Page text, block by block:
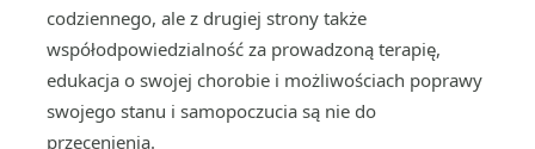
codziennego, ale z drugiej strony także
współodpowiedzialność za prowadzoną terapię,
edukacja o swojej chorobie i możliwościach poprawy
swojego stanu i samopoczucia są nie do
przecenienia.